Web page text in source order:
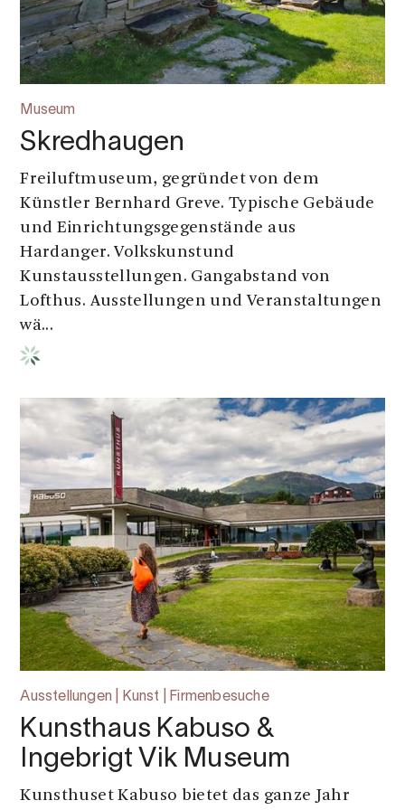
Museum
Skredhaugen
Freiluftmuseum, gegründet von dem
Künstler Bernhard Greve. Typische Gebäude
und Einrichtungsgegenstände aus
Hardanger. Volkskunstund
Kunstausstellungen. Gangabstand von
Lofthus. Ausstellungen und Veranstaltungen
wä...
Ausstellungen | Kunst | Firmenbesuche
Kunsthaus Kabuso &
Ingebrigt Vik Museum
Kunsthuset Kabuso bietet das ganze Jahr